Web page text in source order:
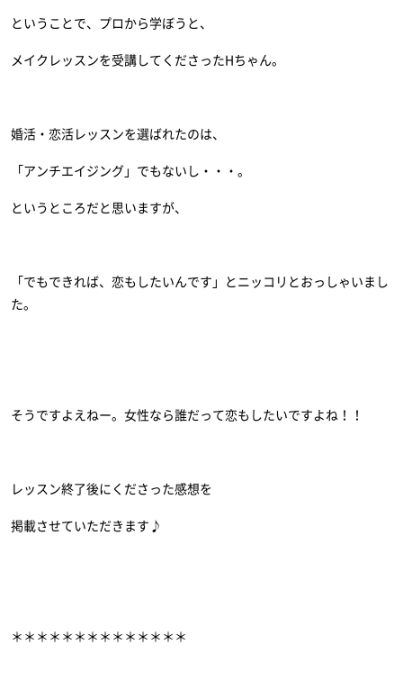
ということで、プロから学ぼうと、
メイクレッスンを受講してくださったHちゃん。
婚活・恋活レッスンを選ばれたのは、
「アンチエイジング」でもないし・・・。
というところだと思いますが、
「でもできれば、恋もしたいんです」とニッコリとおっしゃいまし
た。
そうですよえねー。女性なら誰だって恋もしたいですよね！！
レッスン終了後にくださった感想を
掲載させていただきます♪
＊＊＊＊＊＊＊＊＊＊＊＊＊＊